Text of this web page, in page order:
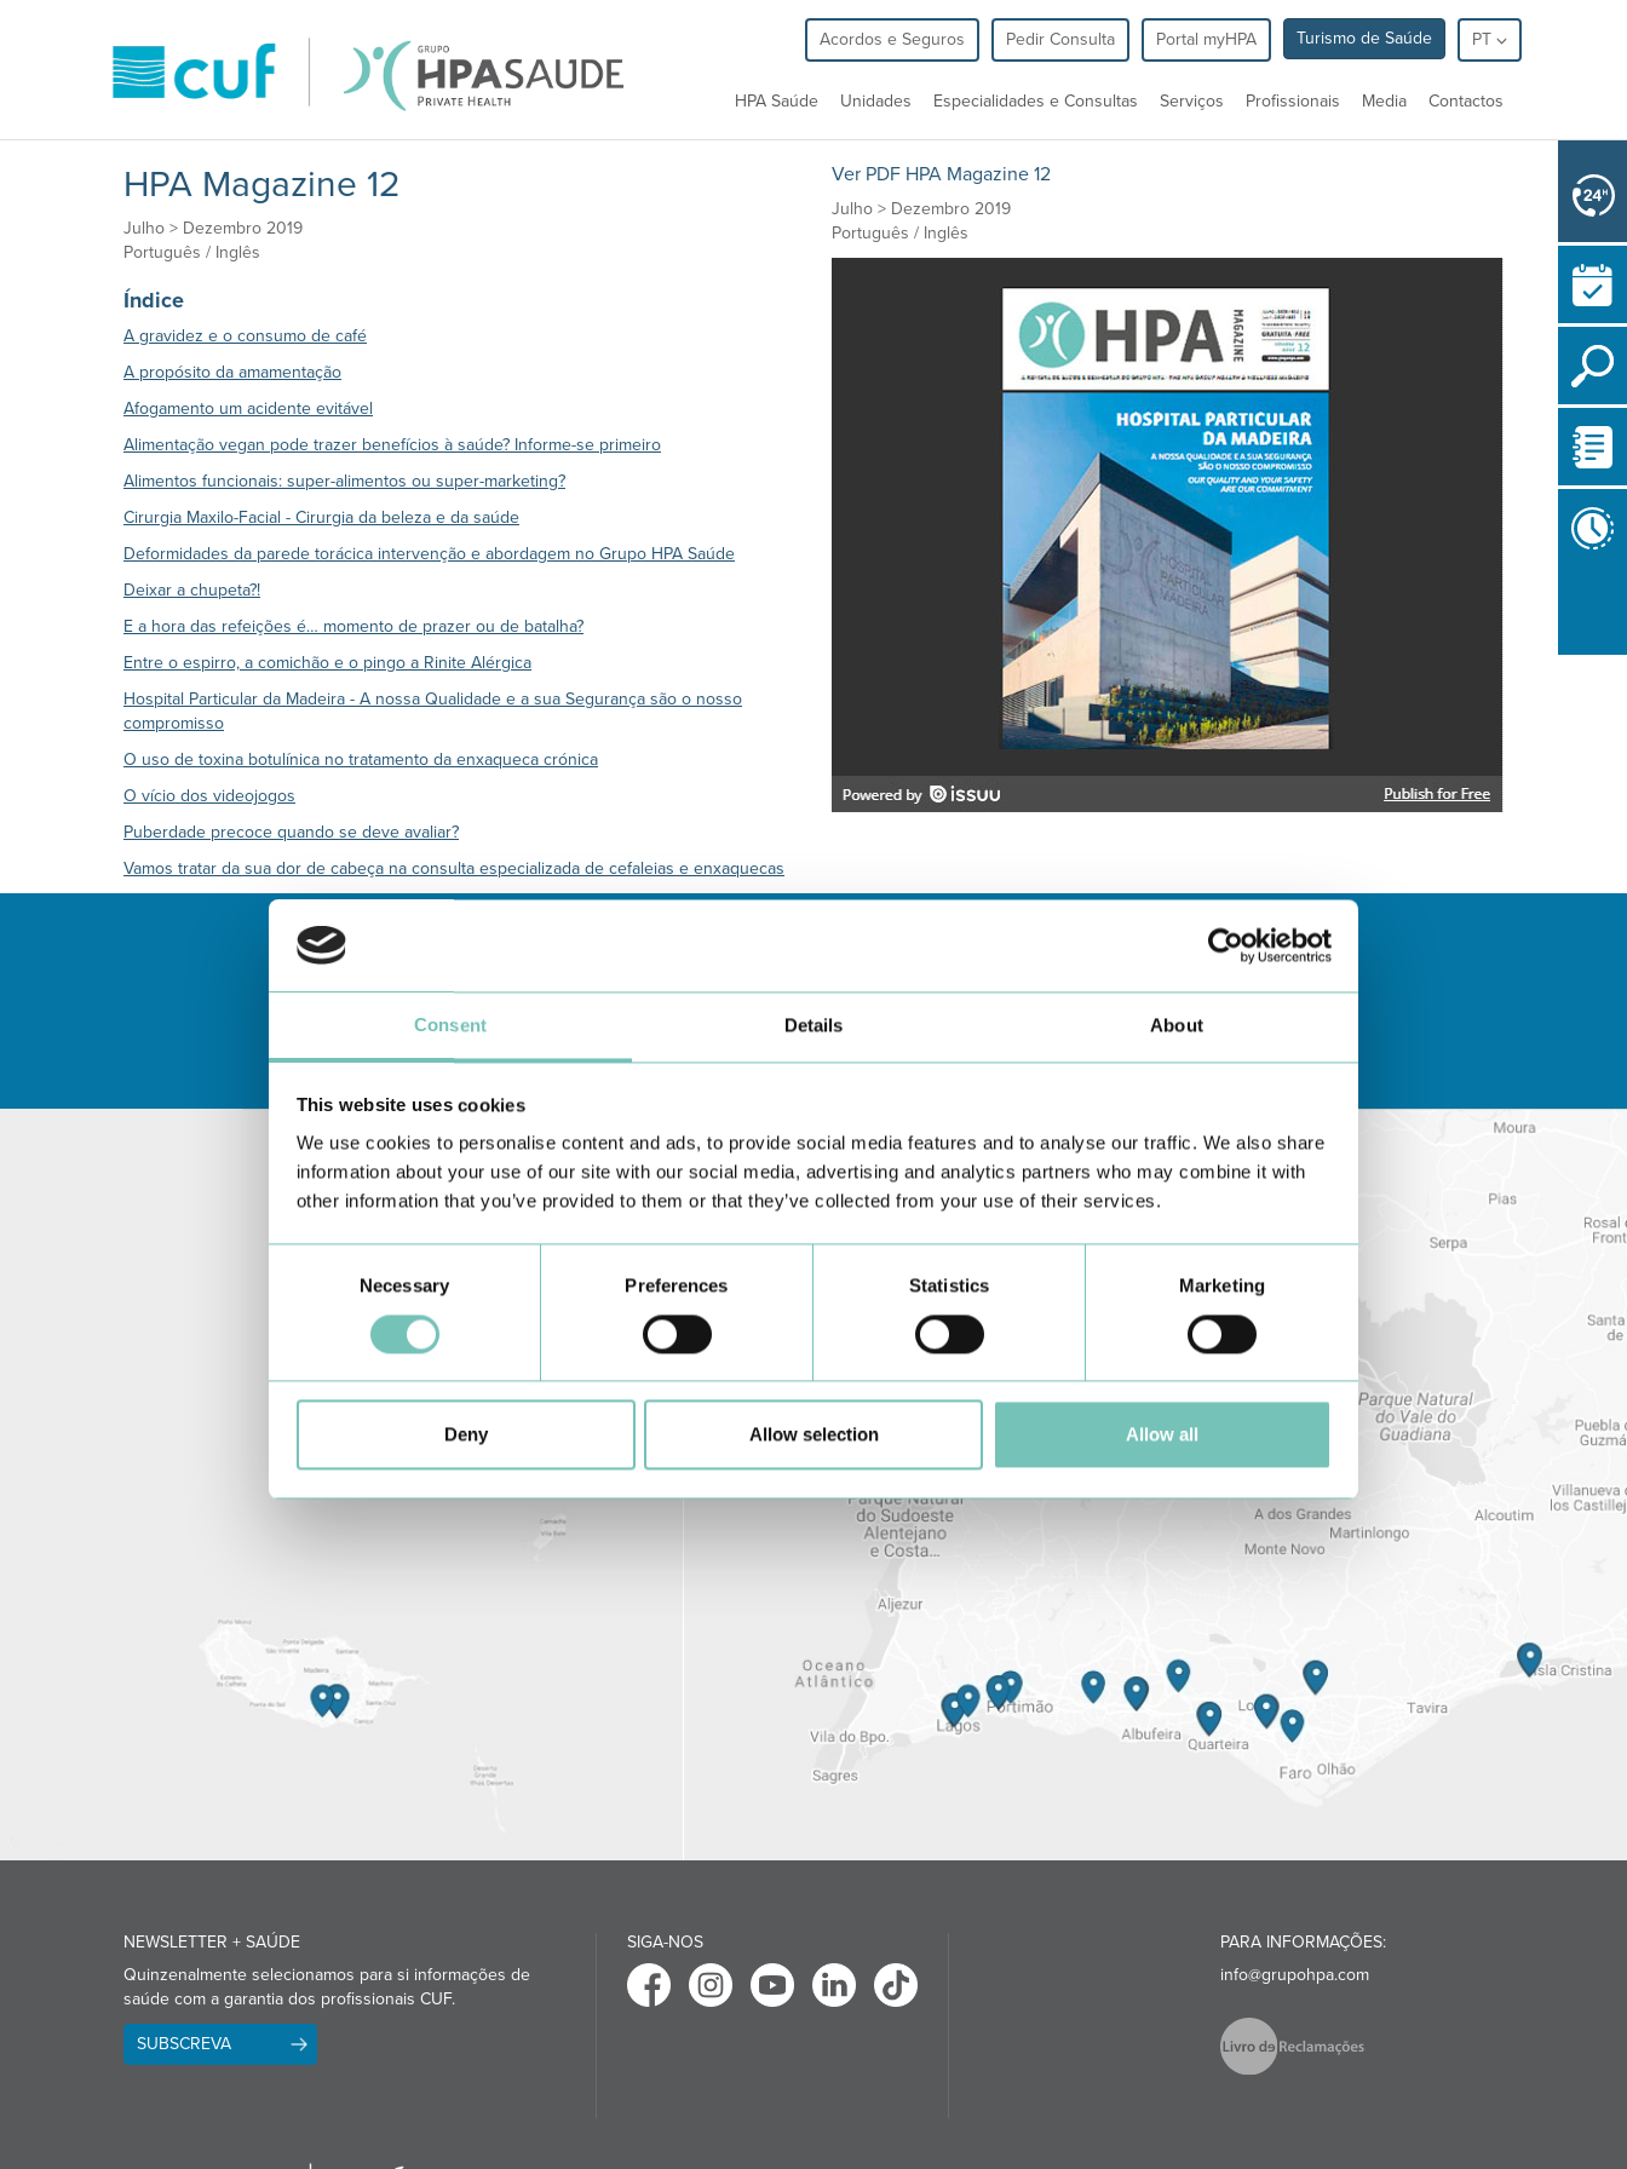
Consent Details About
This website uses cookies
We use cookies to personalise content and ads, to provide social media features and to analyse our traffic. We also share
information about your use of our site with our social media, advertising and analytics partners who may combine it with
other information that you’ve provided to them or that they’ve collected from your use of their services.
Necessary Preferences Statistics Marketing
Deny Allow selection Allow all
Acordos e Seguros Pedir Consulta Portal myHPA Turismo de Saúde PT
HPA Saúde Unidades Especialidades e Consultas Serviços Profissionais Media Contactos
HPA Magazine 12
Julho > Dezembro 2019
Português / Inglês
Índice
A gravidez e o consumo de café
A propósito da amamentação
Afogamento um acidente evitável
Alimentação vegan pode trazer benefícios à saúde? Informe-se primeiro
Alimentos funcionais: super-alimentos ou super-marketing?
Cirurgia Maxilo-Facial - Cirurgia da beleza e da saúde
Deformidades da parede torácica intervenção e abordagem no Grupo HPA Saúde
Deixar a chupeta?!
E a hora das refeições é… momento de prazer ou de batalha?
Entre o espirro, a comichão e o pingo a Rinite Alérgica
Hospital Particular da Madeira - A nossa Qualidade e a sua Segurança são o nosso
compromisso
O uso de toxina botulínica no tratamento da enxaqueca crónica
O vício dos videojogos
Puberdade precoce quando se deve avaliar?
Vamos tratar da sua dor de cabeça na consulta especializada de cefaleias e enxaquecas
Ver PDF HPA Magazine 12
Julho > Dezembro 2019
Português / Inglês
NEWSLETTER + SAÚDE
Quinzenalmente selecionamos para si informações de
saúde com a garantia dos profissionais CUF.
SUBSCREVA
SIGA-NOS
PARA INFORMAÇÕES:
info@grupohpa.com